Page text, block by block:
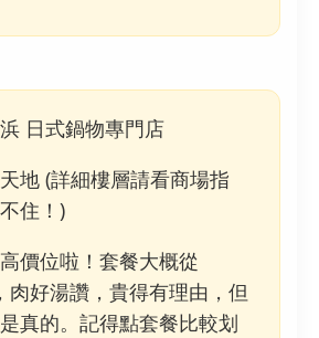
浜 日式鍋物專門店
地 (詳細樓層請看商場指
住！)
高價位啦！套餐大概從
肉好湯讚，貴得有理由，但
真的。記得點套餐比較划